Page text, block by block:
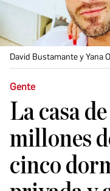
David Bustamante y Yana
Gente
La casa
millones
cinco